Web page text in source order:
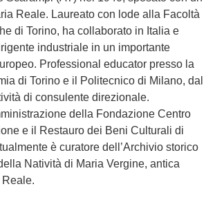
Reale. Laureato con lode alla Facoltà
di Torino, ha collaborato in Italia e
industriale in un importante
Professional educator presso la
di Torino e il Politecnico di Milano, dal
di consulente direzionale.
della Fondazione Centro
e il Restauro dei Beni Culturali di
è curatore dell’Archivio storico
Natività di Maria Vergine, antica